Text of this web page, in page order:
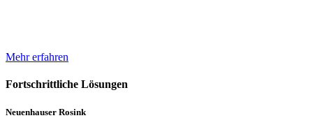
Mehr erfahren
Fortschrittliche Lösungen
Neuenhauser Rosink